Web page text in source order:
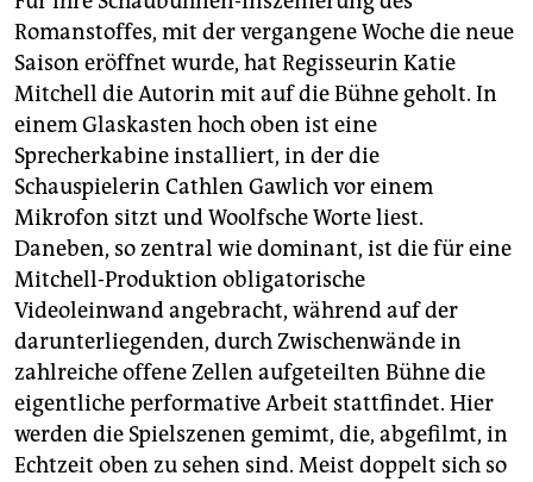
Romanstoffes, mit der vergangene Woche die neue
Saison eröffnet wurde, hat Regisseurin Katie
Mitchell die Autorin mit auf die Bühne geholt. In
einem Glaskasten hoch oben ist eine
Sprecherkabine installiert, in der die
Schauspielerin Cathlen Gawlich vor einem
Mikrofon sitzt und Woolfsche Worte liest.
Daneben, so zentral wie dominant, ist die für eine
Mitchell-Produktion obligatorische
Videoleinwand angebracht, während auf der
darunterliegenden, durch Zwischenwände in
zahlreiche offene Zellen aufgeteilten Bühne die
eigentliche performative Arbeit stattfindet. Hier
werden die Spielszenen gemimt, die, abgefilmt, in
Echtzeit oben zu sehen sind. Meist doppelt sich so